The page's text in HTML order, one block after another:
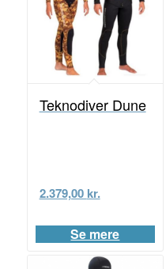
Teknodiver Dune
2.379,00 kr.
Se mere